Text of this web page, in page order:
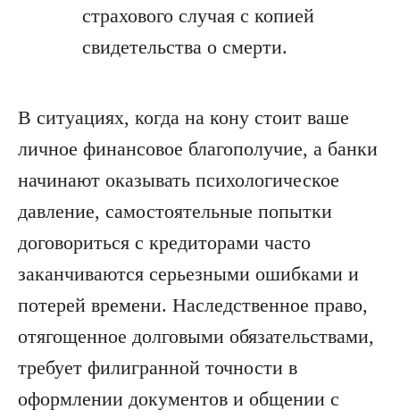
страхового случая с копией
свидетельства о смерти.
В ситуациях, когда на кону стоит ваше
личное финансовое благополучие, а банки
начинают оказывать психологическое
давление, самостоятельные попытки
договориться с кредиторами часто
заканчиваются серьезными ошибками и
потерей времени. Наследственное право,
отягощенное долговыми обязательствами,
требует филигранной точности в
оформлении документов и общении с